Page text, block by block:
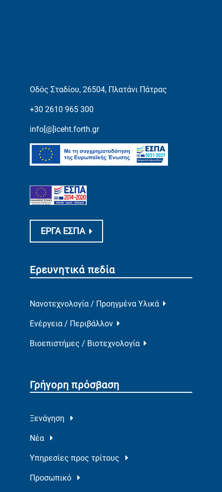
Οδός Σταδίου, 26504, Πλατάνι Πάτρας
+30 2610 965 300
info[@]iceht.forth.gr
ΕΡΓΑ ΕΣΠΑ
Ερευνητικά πεδία
Νανοτεχνολογία / Προηγμένα Υλικά
Ενέργεια / Περιβάλλον
Βιοεπιστήμες / Βιοτεχνολογία
Γρήγορη πρόσβαση
Ξενάγηση
Νέα
Υπηρεσίες προς τρίτους
Προσωπικό